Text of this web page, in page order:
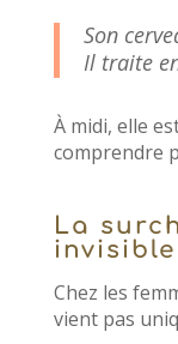
Son
Il traite
À midi, elle
comprendre
La
invisible
Chez les
vient pas